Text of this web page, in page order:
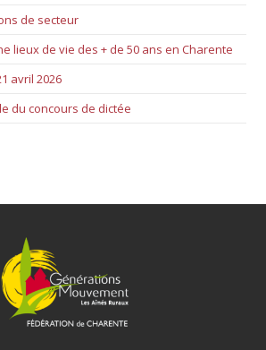
de secteur
lieux de vie des + de 50 ans en Charente
avril 2026
du concours de dictée